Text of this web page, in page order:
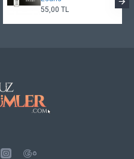
55,00 TL